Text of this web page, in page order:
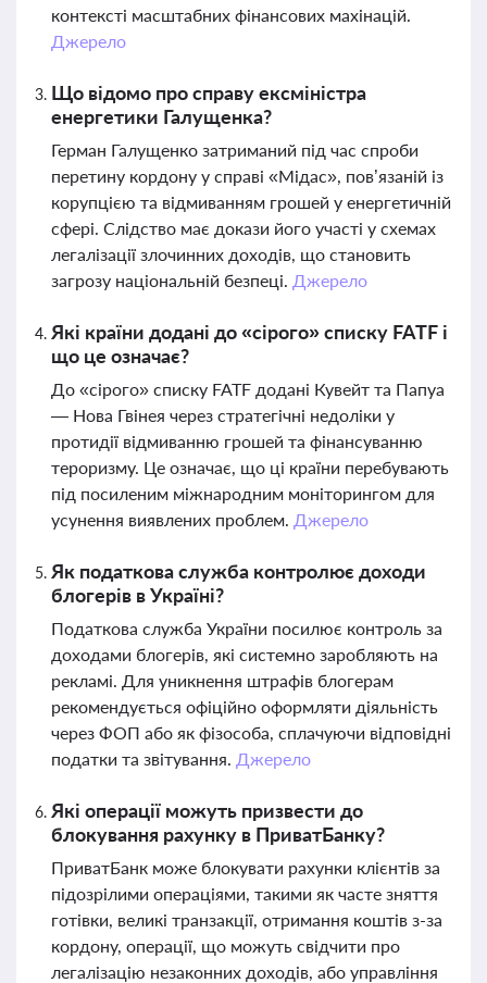
контексті масштабних фінансових махінацій.
Джерело
Що відомо про справу ексміністра
енергетики Галущенка?
Герман Галущенко затриманий під час спроби
перетину кордону у справі «Мідас», пов’язаній із
корупцією та відмиванням грошей у енергетичній
сфері. Слідство має докази його участі у схемах
легалізації злочинних доходів, що становить
загрозу національній безпеці. Джерело
Які країни додані до «сірого» списку FATF і
що це означає?
До «сірого» списку FATF додані Кувейт та Папуа
— Нова Гвінея через стратегічні недоліки у
протидії відмиванню грошей та фінансуванню
тероризму. Це означає, що ці країни перебувають
під посиленим міжнародним моніторингом для
усунення виявлених проблем. Джерело
Як податкова служба контролює доходи
блогерів в Україні?
Податкова служба України посилює контроль за
доходами блогерів, які системно заробляють на
рекламі. Для уникнення штрафів блогерам
рекомендується офіційно оформляти діяльність
через ФОП або як фізособа, сплачуючи відповідні
податки та звітування. Джерело
Які операції можуть призвести до
блокування рахунку в ПриватБанку?
ПриватБанк може блокувати рахунки клієнтів за
підозрілими операціями, такими як часте зняття
готівки, великі транзакції, отримання коштів з-за
кордону, операції, що можуть свідчити про
легалізацію незаконних доходів, або управління